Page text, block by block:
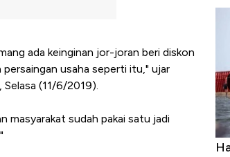
ada keinginan jor-joran beri diskon
usaha seperti itu," ujar
(11/6/2019).
masyarakat sudah pakai satu jadi